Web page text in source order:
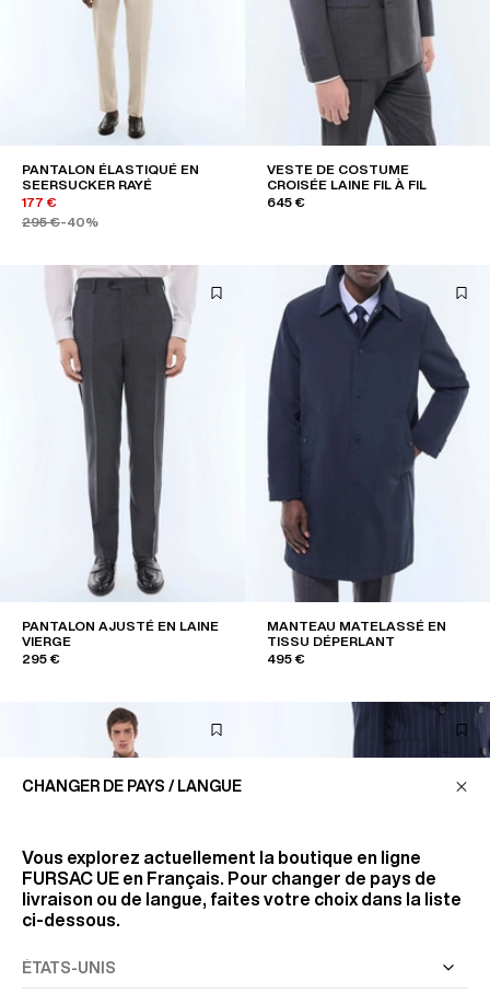
PANTALON ÉLASTIQUÉ EN
SEERSUCKER RAYÉ
177 €
295 €-40%
VESTE DE COSTUME
CROISÉE LAINE FIL À FIL
645 €
PANTALON AJUSTÉ EN LAINE
VIERGE
295 €
MANTEAU MATELASSÉ EN
TISSU DÉPERLANT
495 €
CHANGER DE PAYS / LANGUE
Vous explorez actuellement la boutique en ligne
FURSAC UE en Français. Pour changer de pays de
livraison ou de langue, faites votre choix dans la liste
ci-dessous.